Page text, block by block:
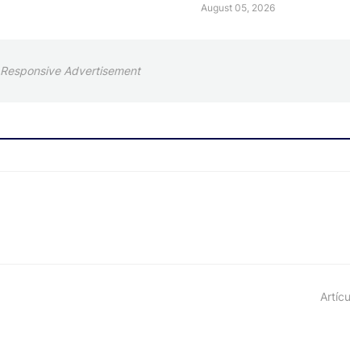
August 05, 2026
Responsive Advertisement